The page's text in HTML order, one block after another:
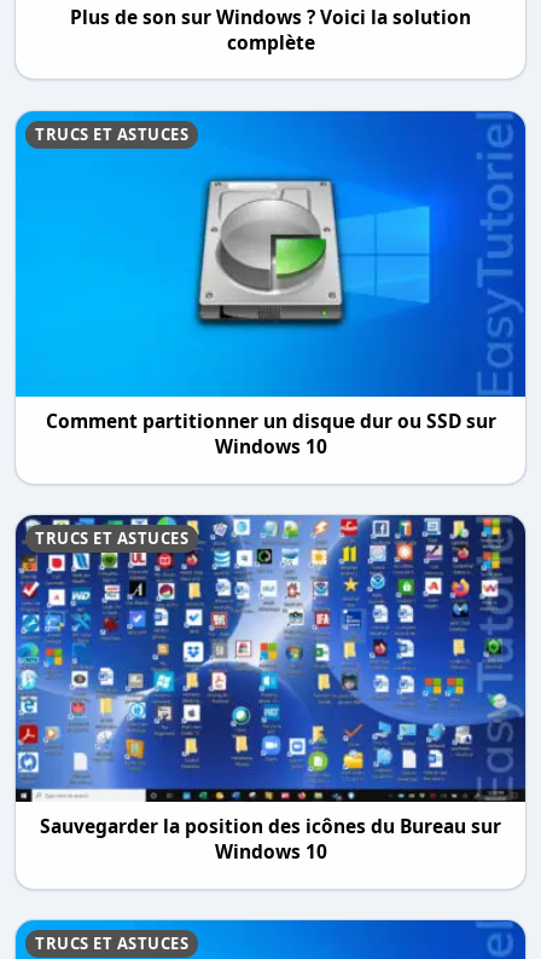
Plus de son sur Windows ? Voici la solution
complète
TRUCS ET ASTUCES
Comment partitionner un disque dur ou SSD sur
Windows 10
TRUCS ET ASTUCES
Sauvegarder la position des icônes du Bureau sur
Windows 10
TRUCS ET ASTUCES